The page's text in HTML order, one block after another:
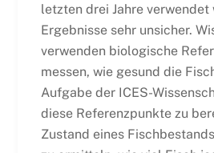
letzten drei Jahre verwendet
Ergebnisse sehr unsicher.
verwenden biologische
messen, wie gesund die
Aufgabe der ICES-
diese Referenzpunkte zu
Zustand eines